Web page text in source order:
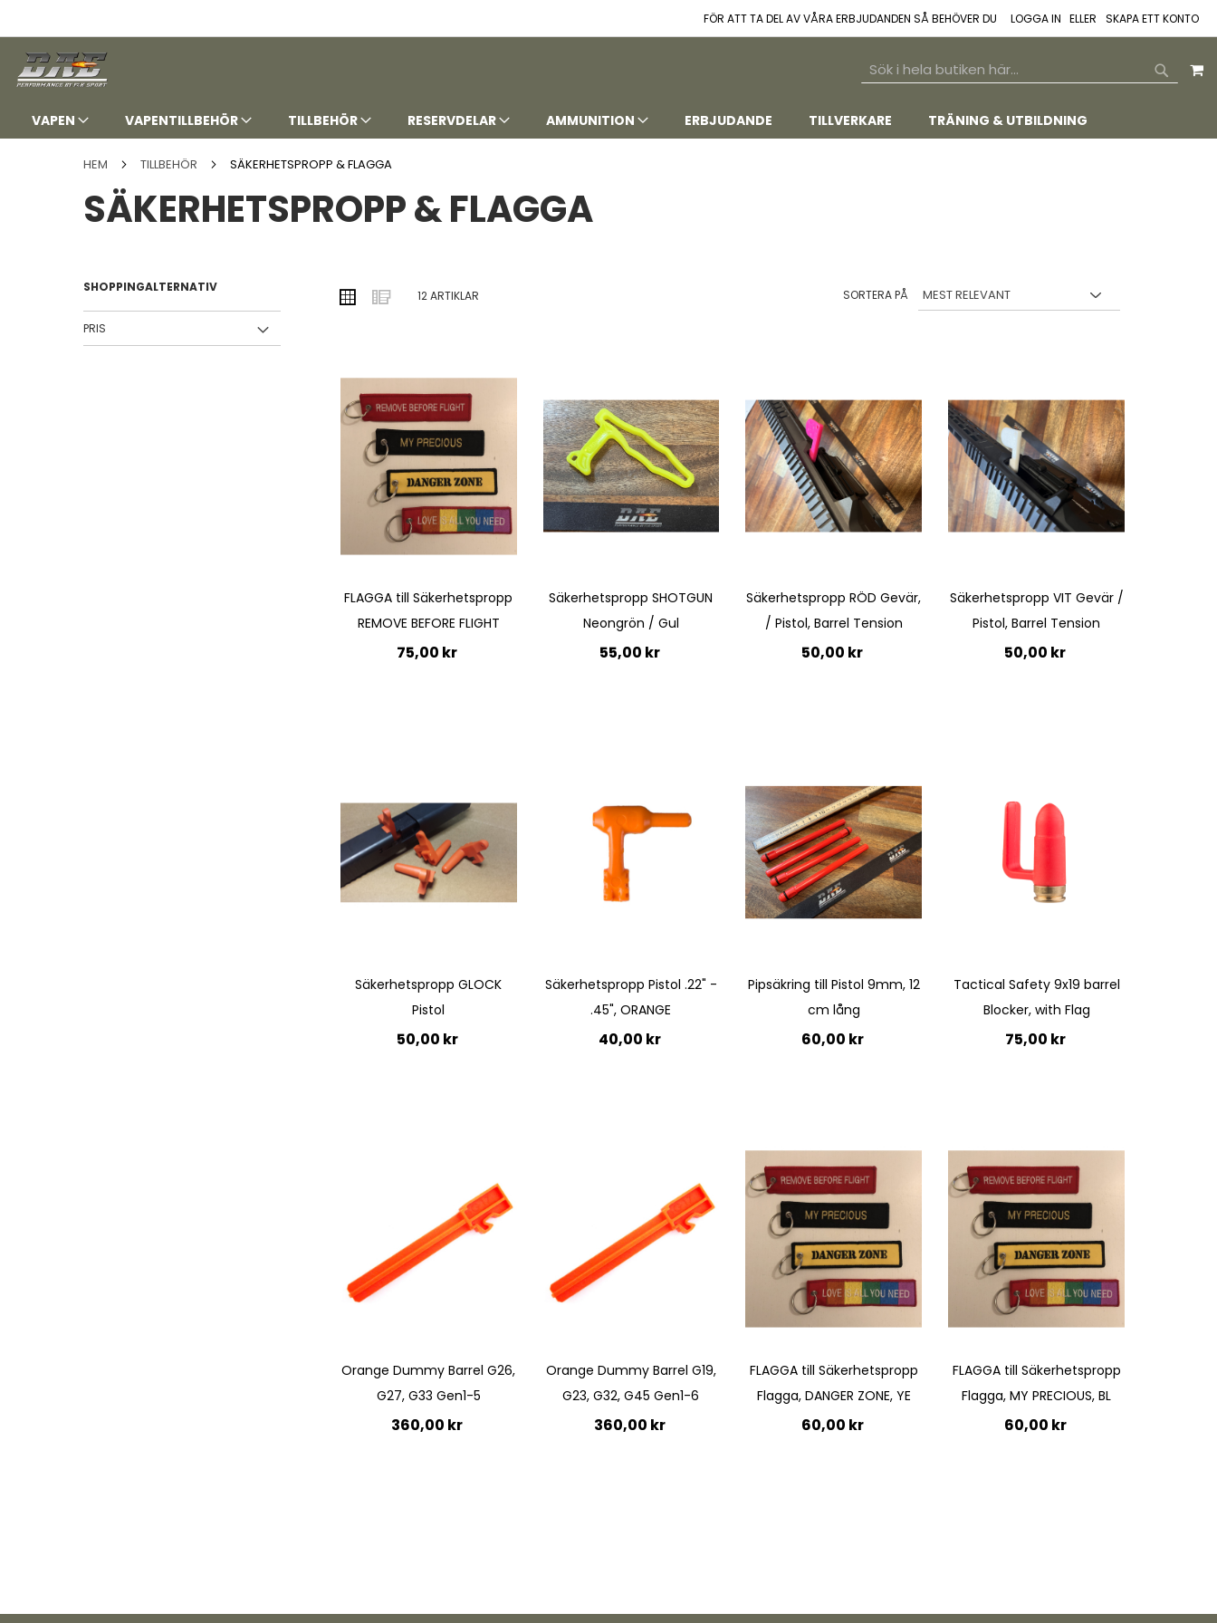
TILL
INNEHÅLLET
FÖR ATT TA DEL AV VÅRA ERBJUDANDEN SÅ BEHÖVER DU LOGGA IN SKAPA ETT KONTO
SEARCH
VAPEN VAPENTILLBEHÖR TILLBEHÖR RESERVDELAR AMMUNITION ERBJUDANDE TILLVERKARE TRÄNING & UTBILDNING
HEM TILLBEHÖR SÄKERHETSPROPP & FLAGGA
SÄKERHETSPROPP & FLAGGA
VISA
SOM
RutnätListvy
12ARTIKLAR SORTERA PÅ
FLAGGA till Säkerhetspropp
REMOVE BEFORE FLIGHT
75,00 kr
Säkerhetspropp SHOTGUN
Neongrön / Gul
55,00 kr
Säkerhetspropp RÖD Gevär,
/ Pistol, Barrel Tension
50,00 kr
Quickview
Säkerhetspropp VIT Gevär /
Pistol, Barrel Tension
50,00 kr
Säkerhetspropp GLOCK
Pistol
50,00 kr
Quickview
Säkerhetspropp Pistol .22" -
.45", ORANGE
40,00 kr
Quickview
Pipsäkring till Pistol 9mm, 12
cm lång
60,00 kr
Quickview
Tactical Safety 9x19 barrel
Blocker, with Flag
75,00 kr
Quickview
Orange Dummy Barrel G26,
G27, G33 Gen1-5
360,00 kr
Orange Dummy Barrel G19,
G23, G32, G45 Gen1-6
360,00 kr
FLAGGA till Säkerhetspropp
Flagga, DANGER ZONE, YE
60,00 kr
FLAGGA till Säkerhetspropp
Flagga, MY PRECIOUS, BL
60,00 kr
SHOPPINGALTERNATIV
PRIS